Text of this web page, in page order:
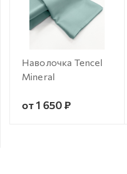
Наволочка Tencel
Mineral
от 1 650 ₽